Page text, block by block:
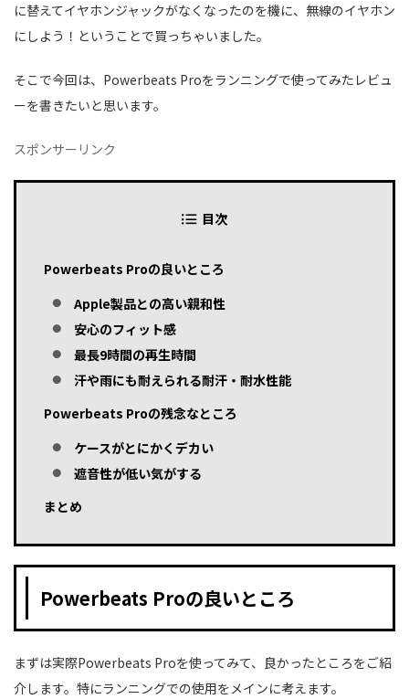
に替えてイヤホンジャックがなくなったのを機に、無線のイヤホン
にしよう！ということで買っちゃいました。
そこで今回は、Powerbeats Proをランニングで使ってみたレビュ
ーを書きたいと思います。
スポンサーリンク
目次
Powerbeats Proの良いところ
Apple製品との高い親和性
安心のフィット感
最長9時間の再生時間
汗や雨にも耐えられる耐汗・耐水性能
Powerbeats Proの残念なところ
ケースがとにかくデカい
遮音性が低い気がする
まとめ
Powerbeats Proの良いところ
まずは実際Powerbeats Proを使ってみて、良かったところをご紹
介します。特にランニングでの使用をメインに考えます。